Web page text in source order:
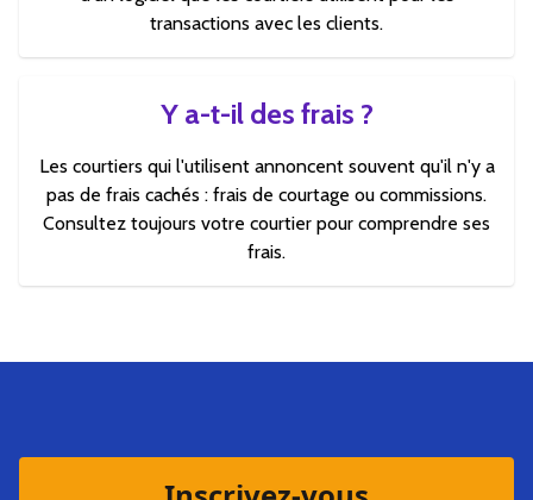
transactions avec les clients.
Y a-t-il des frais ?
Les courtiers qui l'utilisent annoncent souvent qu'il n'y a
pas de frais cachés : frais de courtage ou commissions.
Consultez toujours votre courtier pour comprendre ses
frais.